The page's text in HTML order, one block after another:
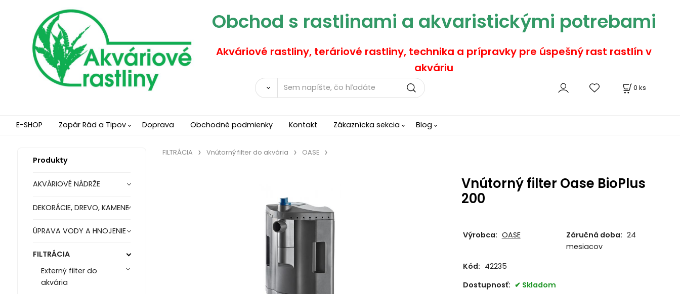
Obchod s rastlinami a akvaristickými potrebami
Akváriové rastliny, teráriové rastliny, technika a prípravky pre úspešný rast rastlín v
akváriu
0 ks
E-SHOP Zopár Rád a Tipov Doprava Obchodné podmienky Kontakt Zákaznícka sekcia Blog
Produkty
AKVÁRIOVÉ NÁDRŽE
DEKORÁCIE, DREVO, KAMENE
ÚPRAVA VODY A HNOJENIE
FILTRÁCIA
Externý filter do
akvária
FILTRÁCIA Vnútorný filter do akvária OASE
Vnútorný filter Oase BioPlus
200
Výrobca: OASE Záručná doba: 24
mesiacov
Kód: 42235
Dostupnosť:
Skladom